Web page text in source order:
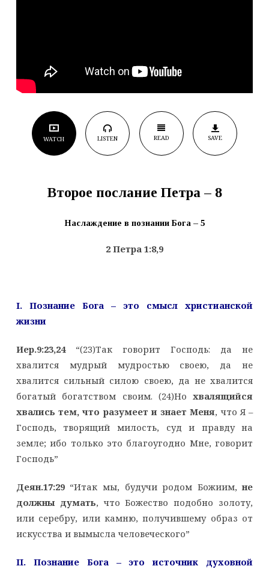
WATCH LISTEN READ SAVE
Второе послание Петра – 8
Наслаждение в познании Бога – 5
2 Петра 1:8,9
I. Познание Бога – это смысл христианской
жизни
Иер.9:23,24“(23)Так говорит Господь: да не
хвалится мудрый мудростью своею, да не
хвалится сильный силою своею, да не хвалится
богатый богатством своим. (24)Нохвалящийся
хвались тем, что разумеет и знает Меня, что Я –
Господь, творящий милость, суд и правду на
земле; ибо только это благоугодно Мне, говорит
Господь”
Деян.17:29“Итак мы, будучи родом Божиим,не
должны думать, что Божество подобно золоту,
или серебру, или камню, получившему образ от
искусства и вымысла человеческого”
II. Познание Бога – это источник духовной